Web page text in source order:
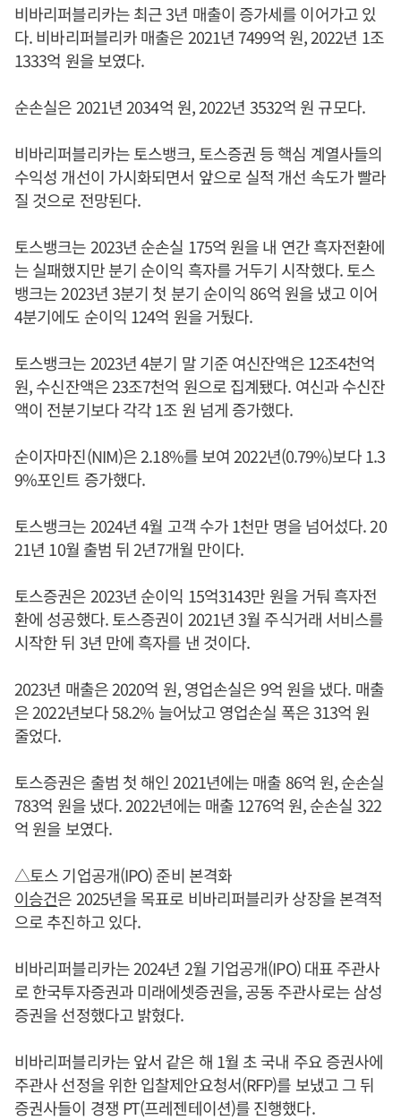
비바리퍼블리카는 최근 3년 매출이 증가세를 이어가고 있
다. 비바리퍼블리카 매출은 2021년 7499억 원, 2022년 1조
1333억 원을 보였다.
순손실은 2021년 2034억 원, 2022년 3532억 원 규모다.
비바리퍼블리카는 토스뱅크, 토스증권 등 핵심 계열사들의
수익성 개선이 가시화되면서 앞으로 실적 개선 속도가 빨라
질 것으로 전망된다.
토스뱅크는 2023년 순손실 175억 원을 내 연간 흑자전환에
는 실패했지만 분기 순이익 흑자를 거두기 시작했다. 토스
뱅크는 2023년 3분기 첫 분기 순이익 86억 원을 냈고 이어
4분기에도 순이익 124억 원을 거뒀다.
토스뱅크는 2023년 4분기 말 기준 여신잔액은 12조4천억
원, 수신잔액은 23조7천억 원으로 집계됐다. 여신과 수신잔
액이 전분기보다 각각 1조 원 넘게 증가했다.
순이자마진(NIM)은 2.18%를 보여 2022년(0.79%)보다 1.3
9%포인트 증가했다.
토스뱅크는 2024년 4월 고객 수가 1천만 명을 넘어섰다. 20
21년 10월 출범 뒤 2년7개월 만이다.
토스증권은 2023년 순이익 15억3143만 원을 거둬 흑자전
환에 성공했다. 토스증권이 2021년 3월 주식거래 서비스를
시작한 뒤 3년 만에 흑자를 낸 것이다.
2023년 매출은 2020억 원, 영업손실은 9억 원을 냈다. 매출
은 2022년보다 58.2% 늘어났고 영업손실 폭은 313억 원
줄었다.
토스증권은 출범 첫 해인 2021년에는 매출 86억 원, 순손실
783억 원을 냈다. 2022년에는 매출 1276억 원, 순손실 322
억 원을 보였다.
△토스 기업공개(IPO) 준비 본격화
이승건은 2025년을 목표로 비바리퍼블리카 상장을 본격적
으로 추진하고 있다.
비바리퍼블리카는 2024년 2월 기업공개(IPO) 대표 주관사
로 한국투자증권과 미래에셋증권을, 공동 주관사로는 삼성
증권을 선정했다고 밝혔다.
비바리퍼블리카는 앞서 같은 해 1월 초 국내 주요 증권사에
주관사 선정을 위한 입찰제안요청서(RFP)를 보냈고 그 뒤
증권사들이 경쟁 PT(프레젠테이션)를 진행했다.